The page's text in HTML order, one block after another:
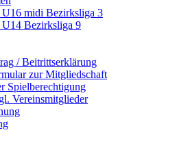
U16 midi Bezirksliga 3
U14 Bezirksliga 9
/ Beitrittserklärung
zur Mitgliedschaft
Spielberechtigung
Vereinsmitglieder